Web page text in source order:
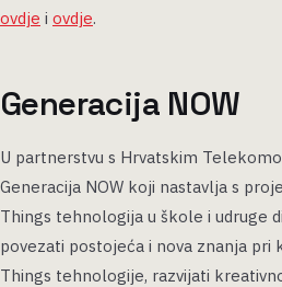
ovdje i ovdje.
Generacija NOW
U partnerstvu s Hrvatskim
Generacija NOW koji nastavlja s
Things tehnologija u škole i udruge
povezati postojeća i nova znanja
Things tehnologije, razvijati